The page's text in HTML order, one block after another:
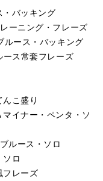
バッキング
ーニング・フレーズ
ース・バッキング
ス常套フレーズ
こ盛り
イナー・ペンタ・ソ
ルース・ソロ
ロ
レーズ